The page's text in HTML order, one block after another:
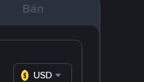
Bán
USD